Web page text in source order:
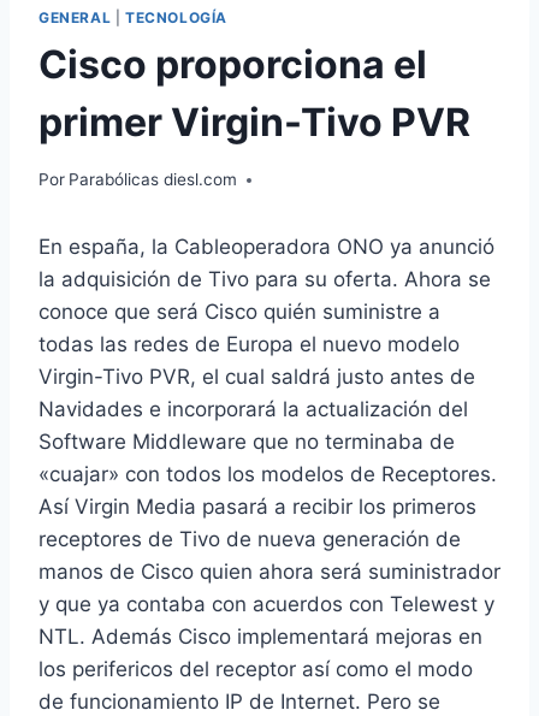
GENERAL TECNOLOGÍA
Cisco proporciona el
primer Virgin-Tivo PVR
Por Parabólicas diesl.com
En españa, la Cableoperadora ONO ya anunció
la adquisición de Tivo para su oferta. Ahora se
conoce que será Cisco quién suministre a
todas las redes de Europa el nuevo modelo
Virgin-Tivo PVR, el cual saldrá justo antes de
Navidades e incorporará la actualización del
Software Middleware que no terminaba de
«cuajar» con todos los modelos de Receptores.
Así Virgin Media pasará a recibir los primeros
receptores de Tivo de nueva generación de
manos de Cisco quien ahora será suministrador
y que ya contaba con acuerdos con Telewest y
NTL. Además Cisco implementará mejoras en
los perifericos del receptor así como el modo
de funcionamiento IP de Internet. Pero se